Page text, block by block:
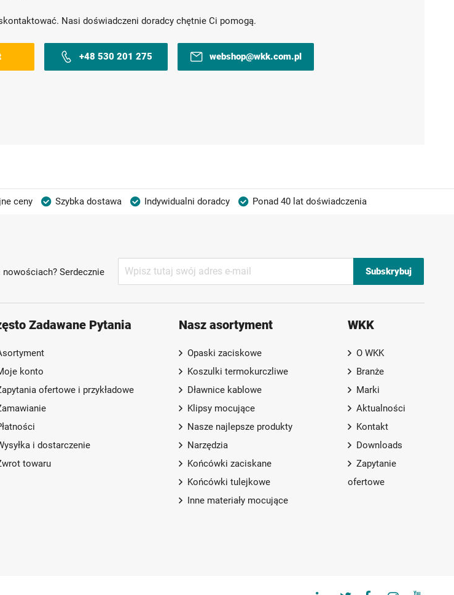
Nasi doświadczeni doradcy chętnie Ci pomogą.
+48 530 201 275 webshop@wkk.com.pl
ceny Szybka dostawa Indywidualni doradcy
Ponad 40 lat doświadczenia
Serdecznie
nasz
Subskrybuj
Zadawane Pytania
konto
ofertowe i przykładowe
i dostarczenie
towaru
Nasz asortyment
Opaski zaciskowe
Koszulki termokurczliwe
Dławnice kablowe
Klipsy mocujące
Nasze najlepsze produkty
Narzędzia
Końcówki zaciskane
Końcówki tulejkowe
Inne materiały mocujące
WKK
O WKK
Branże
Marki
Aktualności
Kontakt
Downloads
Zapytanie
ofertowe